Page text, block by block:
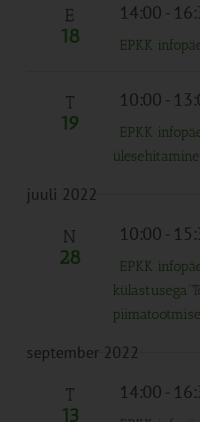
E
18
14:00-
EPKK
T
19
10:00-
EPKK
juuli 2022
N
28
10:00-
EPKK
september 2022
T
13
14:00-